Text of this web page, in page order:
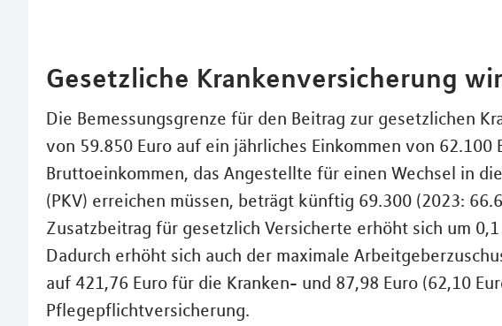
Gesetzliche Krankenversicherung
Die Bemessungsgrenze für den Beitrag zur gesetzlichen
von 59.850 Euro auf ein jährliches Einkommen von 62.100
Bruttoeinkommen, das Angestellte für einen Wechsel in
(PKV) erreichen müssen, beträgt künftig 69.300 (2023:
Zusatzbeitrag für gesetzlich Versicherte erhöht sich um
Dadurch erhöht sich auch der maximale
auf 421,76 Euro für die Kranken- und 87,98 Euro (62,10
Pflegepflichtversicherung.